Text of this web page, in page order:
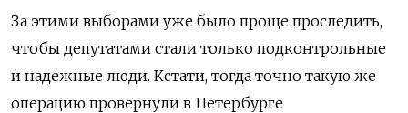
За этими выборами уже было проще проследить,
чтобы депутатами стали только подконтрольные
и надежные люди. Кстати, тогда точно такую же
операцию провернули в Петербурге